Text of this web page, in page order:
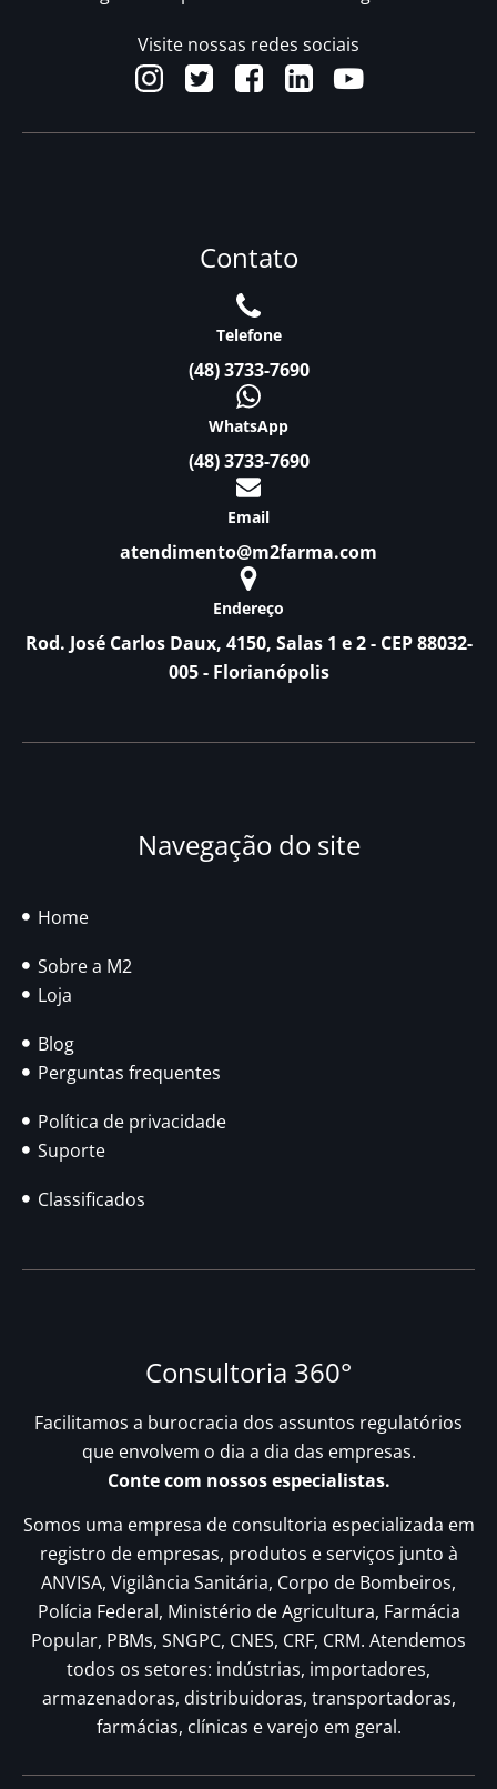
Visite nossas redes sociais
Contato
Telefone
(48) 3733-7690
WhatsApp
(48) 3733-7690
Email
atendimento@m2farma.com
Endereço
Rod. José Carlos Daux, 4150, Salas 1 e 2 - CEP 88032-
005 - Florianópolis
Navegação do site
Home
Sobre a M2
Loja
Blog
Perguntas frequentes
Política de privacidade
Suporte
Classificados
Consultoria 360°
Facilitamos a burocracia dos assuntos regulatórios
que envolvem o dia a dia das empresas.
Conte com nossos especialistas.
Somos uma empresa de consultoria especializada em
registro de empresas, produtos e serviços junto à
ANVISA, Vigilância Sanitária, Corpo de Bombeiros,
Polícia Federal, Ministério de Agricultura, Farmácia
Popular, PBMs, SNGPC, CNES, CRF, CRM. Atendemos
todos os setores: indústrias, importadores,
armazenadoras, distribuidoras, transportadoras,
farmácias, clínicas e varejo em geral.